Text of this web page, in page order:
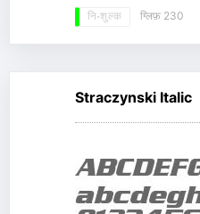
नि: शुल्क ग्लिफ़ 230
Straczynski Italic